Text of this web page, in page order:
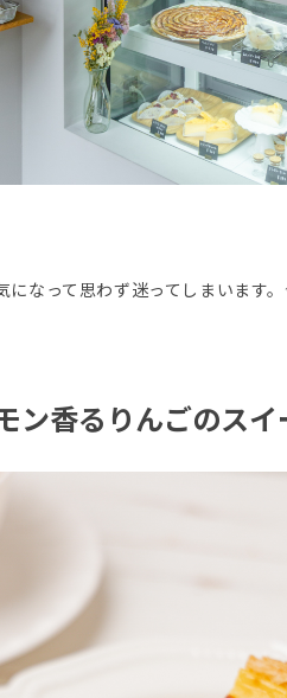
なって思わず迷ってしまいます
ン香るりんごのスイ